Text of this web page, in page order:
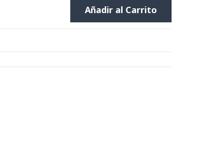
Añadir al Carrito